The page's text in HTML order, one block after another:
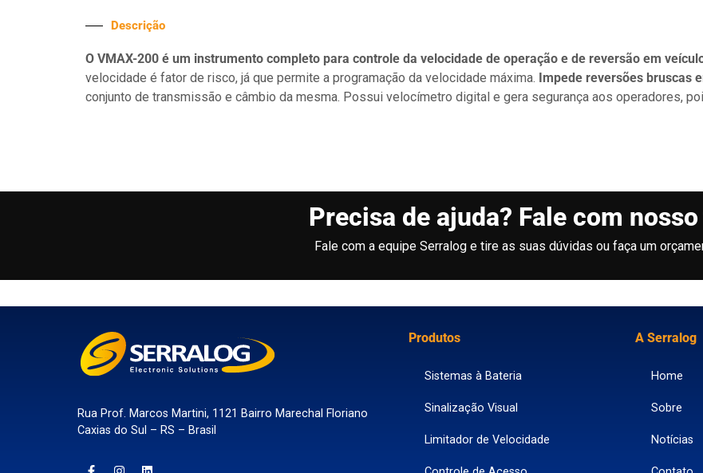
Descrição
O VMAX-200 é um instrumento completo para controle da velocidade de operação e de reversão em
velocidade é fator de risco, já que permite a programação da velocidade máxima. Impede reversões bruscas
conjunto de transmissão e câmbio da mesma. Possui velocímetro digital e gera segurança aos operadores,
Precisa de ajuda? Fale com
Fale com a equipe Serralog e tire as suas dúvidas ou faça um
Rua Prof. Marcos Martini, 1121 Bairro Marechal Floriano
Caxias do Sul – RS – Brasil
Produtos
Sistemas à Bateria
Sinalização Visual
Limitador de Velocidade
A Serralog
Home
Sobre
Notícias